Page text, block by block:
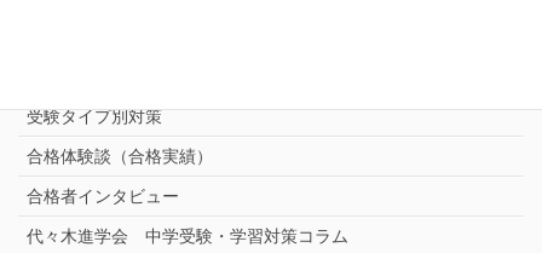
受験タイプ別対策
合格体験談（合格実績）
合格者インタビュー
代々木進学会 中学受験・学習対策コラム